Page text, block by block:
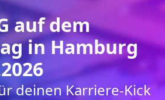
auf dem
in Hamburg
deinen Karriere-Kick